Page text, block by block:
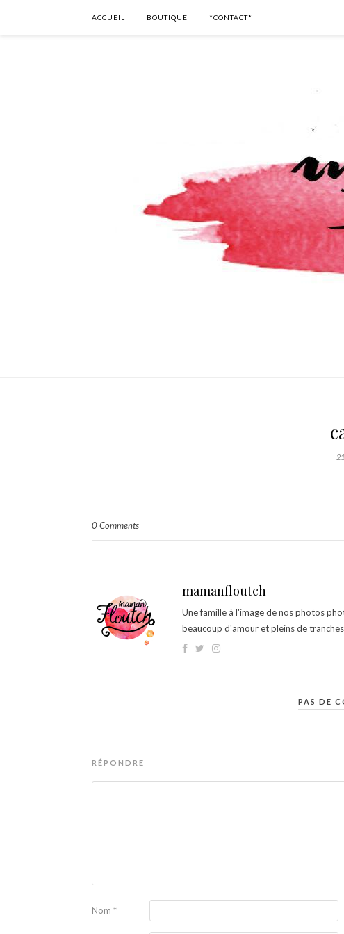
ACCUEIL BOUTIQUE *CONTACT*
0 Comments
mamanfloutch
Une famille à l'image de nos photos
beaucoup d'amour et pleins de
PAS DE
RÉPONDRE
Nom *